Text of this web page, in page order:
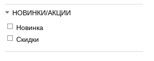
НОВИНКИ/АКЦИИ
Новинка
Скидки